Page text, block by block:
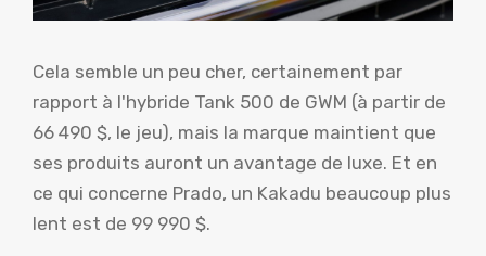
Cela semble un peu cher, certainement par
rapport à l'hybride Tank 500 de GWM (à partir de
66 490 $, le jeu), mais la marque maintient que
ses produits auront un avantage de luxe. Et en
ce qui concerne Prado, un Kakadu beaucoup plus
lent est de 99 990 $.